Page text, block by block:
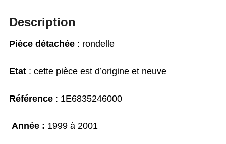
Description
Pièce détachée : rondelle
Etat : cette pièce est d’origine et neuve
Référence : 1E6835246000
Année : 1999 à 2001